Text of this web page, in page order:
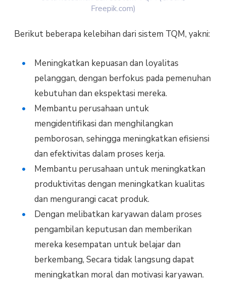
Freepik.com)
Berikut beberapa kelebihan dari sistem TQM, yakni:
Meningkatkan kepuasan dan loyalitas
pelanggan, dengan berfokus pada pemenuhan
kebutuhan dan ekspektasi mereka.
Membantu perusahaan untuk
mengidentifikasi dan menghilangkan
pemborosan, sehingga meningkatkan efisiensi
dan efektivitas dalam proses kerja.
Membantu perusahaan untuk meningkatkan
produktivitas dengan meningkatkan kualitas
dan mengurangi cacat produk.
Dengan melibatkan karyawan dalam proses
pengambilan keputusan dan memberikan
mereka kesempatan untuk belajar dan
berkembang, Secara tidak langsung dapat
meningkatkan moral dan motivasi karyawan.